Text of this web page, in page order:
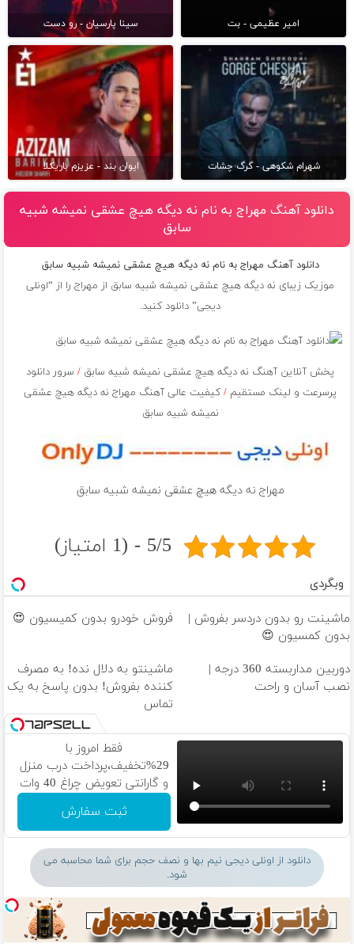
امیر عظیمی - بت سینا پارسیان - رو دست
شهرام شکوهی - گرگ چشات ایوان بند - عزیزم باریکلا
دانلود آهنگ مهراج به نام نه دیگه هیچ عشقی نمیشه شبیه
سابق
دانلود آهنگ مهراج به نام نه دیگه هیچ عشقی نمیشه شبیه سابق
موزیک زیبای نه دیگه هیچ عشقی نمیشه شبیه سابق از مهراجرا از “اونلی
دیجی” دانلود کنید.
پخش آنلاین آهنگ نه دیگه هیچ عشقی نمیشه شبیه سابق /سرور دانلود
پرسرعت و لینک مستقیم /کیفیت عالی آهنگ مهراج نه دیگه هیچ عشقی
نمیشه شبیه سابق
مهراج نه دیگه هیچ عشقی نمیشه شبیه سابق
5/5 - (1 امتیاز)
وبگردی
ماشینت رو بدون دردسر بفروش |
بدون کمسیون 😍
فروش خودرو بدون کمیسیون 😍
دوربین مداربسته 360 درجه |
نصب آسان و راحت
ماشینتو به دلال نده! به مصرف
کننده بفروش! بدون پاسخ به یک
تماس
فقط امروز با
29%تخفیف،پرداخت درب منزل
و گارانتی تعویض چراغ 40 وات
ثبت سفارش
دانلود از اونلی دیجی نیم بها و نصف حجم برای شما محاسبه می
شود.